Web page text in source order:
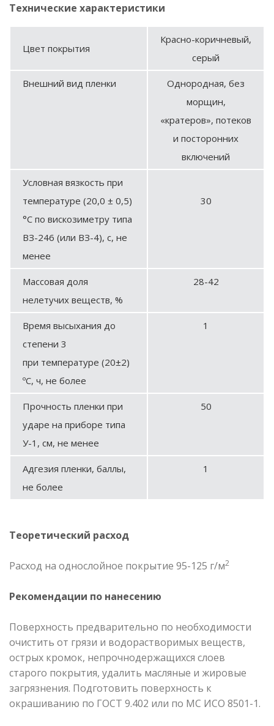
Технические характеристики
Цвет покрытия
Красно-коричневый,
серый
Внешний вид пленки
Однородная, без
морщин,
«кратеров», потеков
и посторонних
включений
Условная вязкость при
температуре (20,0 ± 0,5)
°С по вискозиметру типа
ВЗ-246 (или ВЗ-4), с, не
менее
30
Массовая доля
нелетучих веществ, %
28-42
Время высыхания до
степени 3
при температуре (20±2)
ºС, ч, не более
1
Прочность пленки при
ударе на приборе типа
У-1, см, не менее
50
Адгезия пленки, баллы,
не более
1
Теоретический расход
Расход на однослойное покрытие 95-125 г/м2
Рекомендации по нанесению
Поверхность предварительно по необходимости
очистить от грязи и водорастворимых веществ,
острых кромок, непрочнодержащихся слоев
старого покрытия, удалить масляные и жировые
загрязнения. Подготовить поверхность к
окрашиванию по ГОСТ 9.402 или по МС ИСО 8501-1.